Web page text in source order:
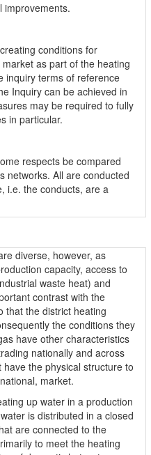
improvements.
conditions for
as part of the heating
inquiry terms of reference
Inquiry can be achieved in
may be required to fully
in particular.
respects be compared
networks. All are conducted
i.e. the conducts, are a
diverse, however, as
capacity, access to
waste heat) and
contrast with the
that the district heating
the conditions they
have other characteristics
nationally and across
the physical structure to
market.
up water in a production
is distributed in a closed
are connected to the
to meet the heating